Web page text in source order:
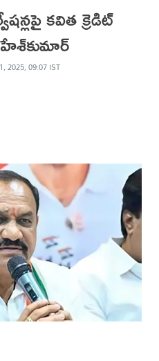
కవిత క్రెడిట్
2025, 09:07 IST